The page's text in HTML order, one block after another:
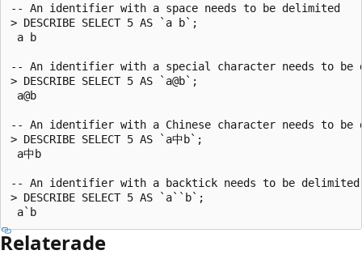
-- An identifier with a space needs to be delimited
> DESCRIBE SELECT 5 AS `a b`;
a b
-- An identifier with a special character needs to be
> DESCRIBE SELECT 5 AS `a@b`;
a@b
-- An identifier with a Chinese character needs to be
> DESCRIBE SELECT 5 AS `a中b`;
a中b
-- An identifier with a backtick needs to be delimited
> DESCRIBE SELECT 5 AS `a``b`;
Relaterade